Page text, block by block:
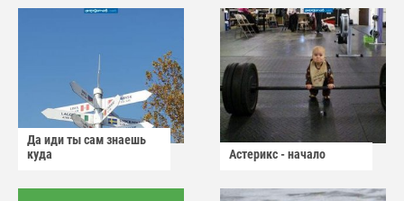
Да иди ты сам знаешь
куда
Астерикс - начало